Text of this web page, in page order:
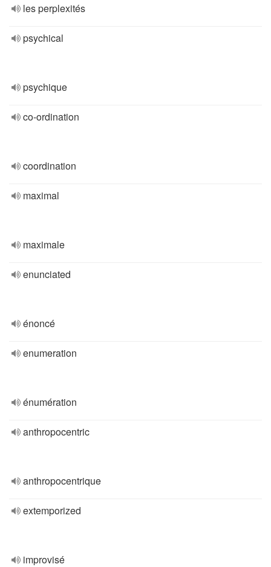
les perplexités
psychical
psychique
co-ordination
coordination
maximal
maximale
enunciated
énoncé
enumeration
énumération
anthropocentric
anthropocentrique
extemporized
improvisé